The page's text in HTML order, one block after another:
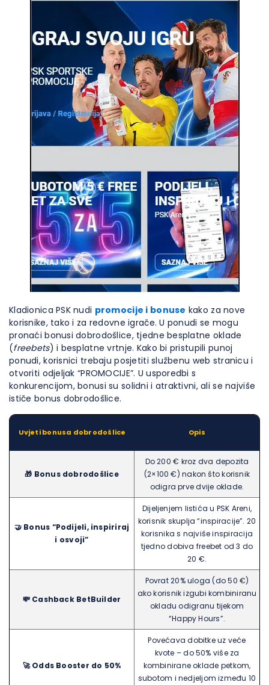
Kladionica PSK nudi promocije i bonuse kako za nove
korisnike, tako i za redovne igrače. U ponudi se mogu
pronaći bonusi dobrodošlice, tjedne besplatne oklade
(freebets) i besplatne vrtnje. Kako bi pristupili punoj
ponudi, korisnici trebaju posjetiti službenu web stranicu i
otvoriti odjeljak “PROMOCIJE”. U usporedbi s
konkurencijom, bonusi su solidni i atraktivni, ali se najviše
ističe bonus dobrodošlice.
Uvjeti bonusa dobrodošlice Opis
🎁 Bonus dobrodošlice
Do 200 € kroz dva depozita
(2×100 €) nakon što korisnik
odigra prve dvije oklade.
🤝 Bonus “Podijeli, inspiriraj
i osvoji”
Dijeljenjem listića u PSK Areni,
korisnik skuplja “inspiracije”. 20
korisnika s najviše inspiracija
tjedno dobiva freebet od 3 do
20 €.
💸 Cashback BetBuilder
Povrat 20% uloga (do 50 €)
ako korisnik izgubi kombiniranu
okladu odigranu tijekom
“Happy Hours”.
🚀Odds Booster do 50%
Povećava dobitke uz veće
kvote – do 50% više za
kombinirane oklade petkom,
subotom i nedjeljom između 10